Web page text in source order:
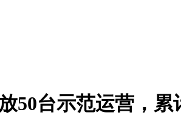
50台示范运营，累